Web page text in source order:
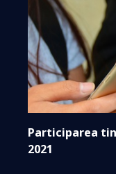
Participarea
2021